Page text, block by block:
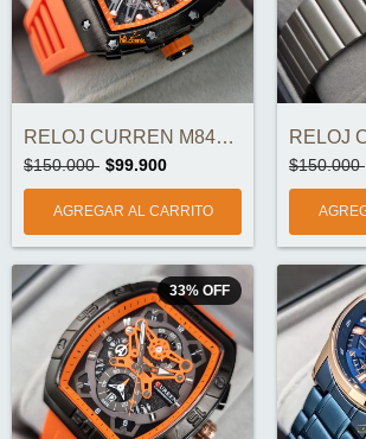
RELOJ CURREN M8438 ORIGINAL
$150.000 $99.900 $150.000
33% OFF